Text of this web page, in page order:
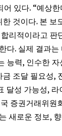
있다. “예상
것이다. 본
리적이라고
다. 실제 결과
능력, 인수한
조달 필요성
달성 가능성,
증권거래위
새로운 정보,